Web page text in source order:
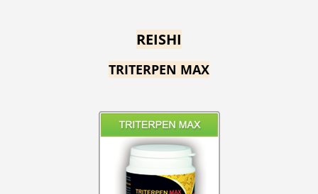
REISHI
TRITERPEN MAX